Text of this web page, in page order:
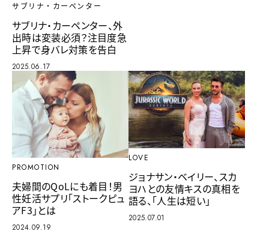
サブリナ・カーペンター
サブリナ・カーペンター、外
出時は変装必須？注目度急
上昇で身バレ対策を告白
2025.06.17
PROMOTION
夫婦間のQoLにも着目！男
性妊活サプリ「ストークピュ
アF3」とは
2024.09.19
LOVE
ジョナサン・ベイリー、スカ
ヨハとの友情キスの真相を
語る、「人生は短い」
2025.07.01